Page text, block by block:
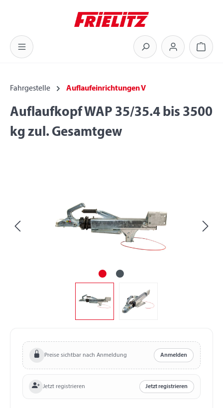
Zum Hauptinhalt springen
Fahrgestelle Auflaufeinrichtungen V
Auflaufkopf WAP 35/35.4 bis 3500
kg zul. Gesamtgew
Preise sichtbar nach Anmeldung Anmelden
Jetzt registrieren Jetzt registrieren